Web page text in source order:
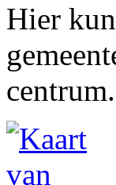
Hier
centrum.